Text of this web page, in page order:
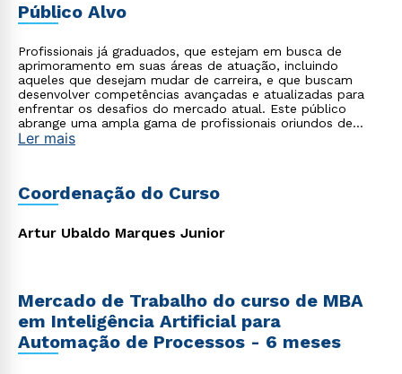
Público Alvo
Profissionais já graduados, que estejam em busca de
aprimoramento em suas áreas de atuação, incluindo
aqueles que desejam mudar de carreira, e que buscam
desenvolver competências avançadas e atualizadas para
enfrentar os desafios do mercado atual. Este público
abrange uma ampla gama de profissionais oriundos de
diversas áreas, como tecnologia, saúde, empresarial,
carreiras e alcançar o sucesso profissional.
Ler mais
Coordenação do Curso
Artur Ubaldo Marques Junior
Mercado de Trabalho do curso de MBA
em Inteligência Artificial para
Automação de Processos - 6 meses